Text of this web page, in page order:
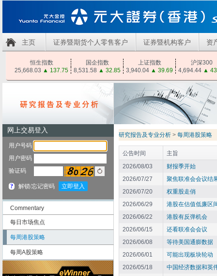
主页 证券暨期货个人零售客户 证券暨机构客户 资
恒生指数 国企指数 上证指数
沪深300
25,668.03 ▲ 137.75 8,531.58 ▲ 32.85 3,940.04 ▲ 39.69 4,694.44 ▲
Commentary
每日市场焦点
每周港股策略
每周A股策略
研究报告及专业分析 > 每周港股策略
公告时间
主旨
2026/08/03
财报季开始
2026/07/27
聚焦联准会会议结
2026/07/20
权重股走俏
2026/06/29
港股在估值低廉区
2026/06/22
港股有反弹机会
2026/06/15
还看联准会会议
2026/06/08
等待美国通膨数据
2026/06/01
可能出现板块轮动
2026/05/18
中国经济数据和英